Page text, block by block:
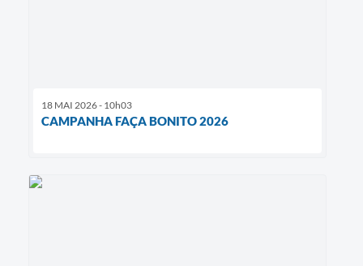
18 MAI 2026 - 10h03
CAMPANHA FAÇA BONITO 2026